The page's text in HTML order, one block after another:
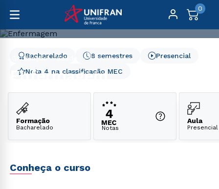
0
Graduação Saúde Enfermagem
Enfermagem
Nota 4 na classificação MEC
8 semestres
Bacharelado Presencial
Formação
Bacharelado Notas
Aula
Presencial
Conheça o curso